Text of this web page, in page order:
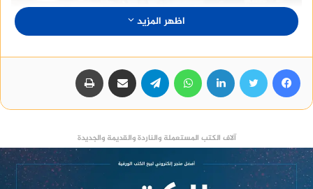
اظهر المزيد
آلاف الكتب المستعملة والناردة والقديمة والجديدة